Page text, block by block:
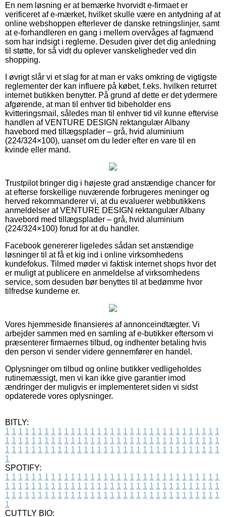
En nem løsning er at bemærke hvorvidt e-firmaet er
verificeret af e-mærket, hvilket skulle være en antydning af at
online webshoppen efterlever de danske retningslinjer, samt
at e-forhandleren en gang i mellem overvåges af fagmænd
som har indsigt i reglerne. Desuden giver det dig anledning
til støtte, for så vidt du oplever vanskeligheder ved din
shopping.
I øvrigt slår vi et slag for at man er vaks omkring de vigtigste
reglementer der kan influere på købet, f.eks. hvilken returret
internet butikken benytter. På grund af dette er det ydermere
afgørende, at man til enhver tid bibeholder ens
kvitteringsmail, således man til enhver tid vil kunne eftervise
handlen af VENTURE DESIGN rektangulær Albany
havebord med tillægsplader – grå, hvid aluminium
(224/324×100), uanset om du leder efter en vare til en
kvinde eller mand.
Trustpilot bringer dig i højeste grad anstændige chancer for
at efterse forskellige nuværende forbrugeres meninger og
herved rekommanderer vi, at du evaluerer webbutikkens
anmeldelser af VENTURE DESIGN rektangulær Albany
havebord med tillægsplader – grå, hvid aluminium
(224/324×100) forud for at du handler.
Facebook genererer ligeledes sådan set anstændige
løsninger til at få et kig ind i online virksomhedens
kundefokus. Tilmed møder vi faktisk internet shops hvor det
er muligt at publicere en anmeldelse af virksomhedens
service, som desuden bør benyttes til at bedømme hvor
tilfredse kunderne er.
Vores hjemmeside finansieres af annonceindtægter. Vi
arbejder sammen med en samling af e-butikker eftersom vi
præsenterer firmaernes tilbud, og indhenter betaling hvis
den person vi sender videre gennemfører en handel.
Oplysninger om tilbud og online butikker vedligeholdes
rutinemæssigt, men vi kan ikke give garantier imod
ændringer der muligvis er implementeret siden vi sidst
opdaterede vores oplysninger.
BITLY:
1 1 1 1 1 1 1 1 1 1 1 1 1 1 1 1 1 1 1 1 1 1 1 1 1 1 1 1 1 1 1 1 1
1 1 1 1 1 1 1 1 1 1 1 1 1 1 1 1 1 1 1 1 1 1 1 1 1 1 1 1 1 1 1 1 1
1 1 1 1 1 1 1 1 1 1 1 1 1 1 1 1 1 1 1 1 1 1 1 1 1 1 1 1 1 1 1 1 1
1
SPOTIFY:
1 1 1 1 1 1 1 1 1 1 1 1 1 1 1 1 1 1 1 1 1 1 1 1 1 1 1 1 1 1 1 1 1
1 1 1 1 1 1 1 1 1 1 1 1 1 1 1 1 1 1 1 1 1 1 1 1 1 1 1 1 1 1 1 1 1
1 1 1 1 1 1 1 1 1 1 1 1 1 1 1 1 1 1 1 1 1 1 1 1 1 1 1 1 1 1 1 1 1
1
CUTTLY BIO: